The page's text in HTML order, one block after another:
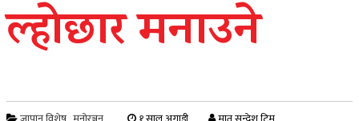
ल्होछार मनाउने